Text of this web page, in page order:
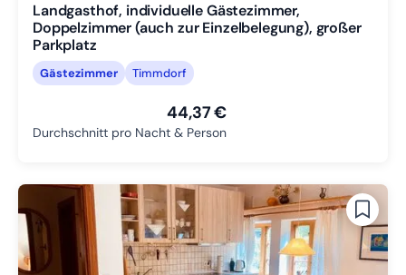
Landgasthof, individuelle Gästezimmer,
Doppelzimmer (auch zur Einzelbelegung), großer
Parkplatz
Gästezimmer Timmdorf
44,37 €
Durchschnitt pro Nacht & Person